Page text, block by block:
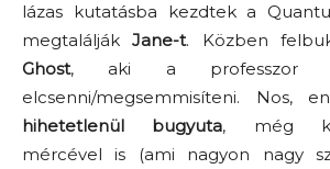
lázas kutatásba kezdtek a
megtaláljákJane-t. Közben
Ghost, aki a professzor
elcsenni/megsemmisíteni. Nos,
hihetetlenül bugyuta, még
mércével is (ami nagyon nagy